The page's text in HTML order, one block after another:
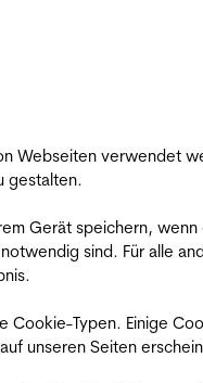
Webseiten verwendet
gestalten.
Gerät speichern, wenn
sind. Für alle
Cookie-Typen. Einige
unseren Seiten